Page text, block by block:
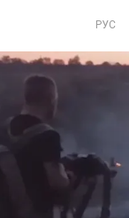
РУС